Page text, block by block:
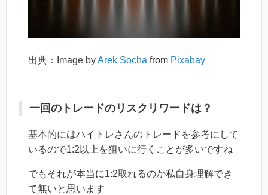
出典：Image byArek Socha from Pixabay
一回のトレードのリスクリワードは？
基本的にはハイトレさんのトレードを参考にして
いるので1:2以上を狙いに行くことが多いですね
でもそれが本当に1:2取れるのか私自身理解でき
て無いと思います